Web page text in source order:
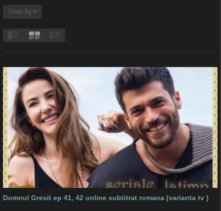
Order By
Domnul Gresit ep 41, 42 online subtitrat romana (varianta tv )